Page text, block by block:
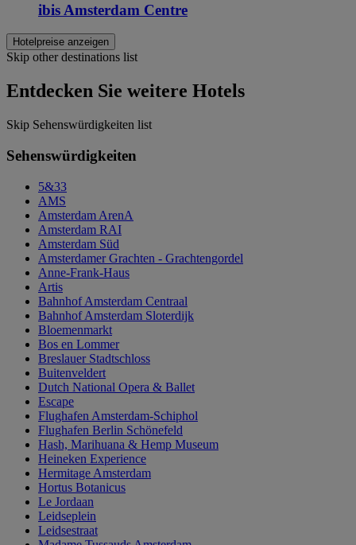
ibis Amsterdam Centre
Hotelpreise anzeigen
Skip other destinations list
Entdecken Sie weitere Hotels
Skip Sehenswürdigkeiten list
Sehenswürdigkeiten
5&33
AMS
Amsterdam ArenA
Amsterdam RAI
Amsterdam Süd
Amsterdamer Grachten - Grachtengordel
Anne-Frank-Haus
Artis
Bahnhof Amsterdam Centraal
Bahnhof Amsterdam Sloterdijk
Bloemenmarkt
Bos en Lommer
Breslauer Stadtschloss
Buitenveldert
Dutch National Opera & Ballet
Escape
Flughafen Amsterdam-Schiphol
Flughafen Berlin Schönefeld
Hash, Marihuana & Hemp Museum
Heineken Experience
Hermitage Amsterdam
Hortus Botanicus
Le Jordaan
Leidseplein
Leidsestraat